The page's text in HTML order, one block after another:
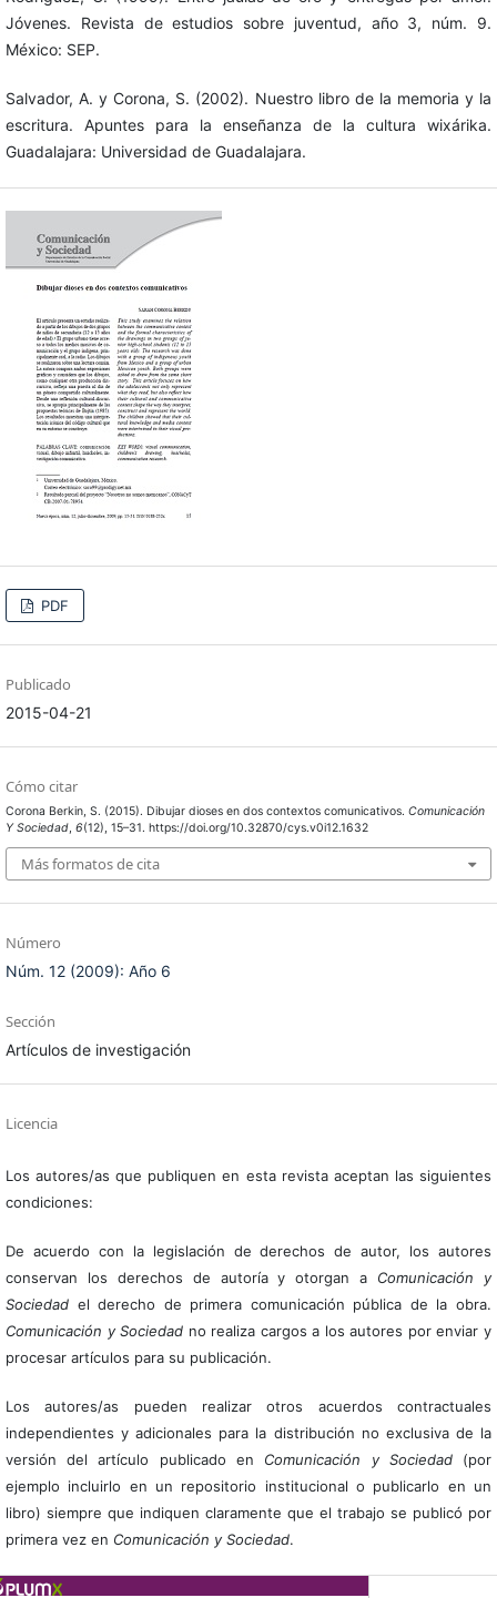
Jóvenes. Revista de estudios sobre juventud, año 3, núm. 9.
México: SEP.
Salvador, A. y Corona, S. (2002). Nuestro libro de la memoria y la
escritura. Apuntes para la enseñanza de la cultura wixárika.
Guadalajara: Universidad de Guadalajara.
PDF
Publicado
2015-04-21
Cómo citar
Corona Berkin, S. (2015). Dibujar dioses en dos contextos comunicativos. Comunicación
Y Sociedad, 6(12), 15–31. https://doi.org/10.32870/cys.v0i12.1632
Más formatos de cita
Número
Núm. 12 (2009): Año 6
Sección
Artículos de investigación
Licencia
Los autores/as que publiquen en esta revista aceptan las siguientes
condiciones:
De acuerdo con la legislación de derechos de autor, los autores
conservan los derechos de autoría y otorgan a Comunicación y
Sociedadel derecho de primera comunicación pública de la obra.
Comunicación y Sociedad no realiza cargos a los autores por enviar y
procesar artículos para su publicación.
Los autores/as pueden realizar otros acuerdos contractuales
independientes y adicionales para la distribución no exclusiva de la
versión del artículo publicado en Comunicación y Sociedad(por
ejemplo incluirlo en un repositorio institucional o publicarlo en un
libro) siempre que indiquen claramente que el trabajo se publicó por
primera vez en Comunicación y Sociedad.